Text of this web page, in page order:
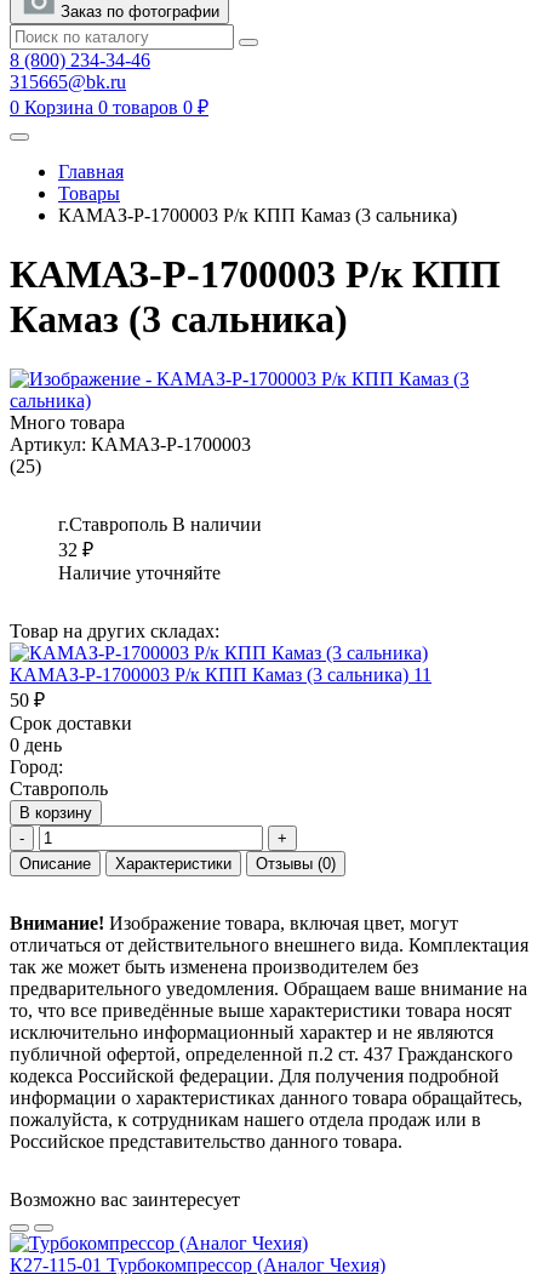
Заказ по фотографии
8 (800) 234-34-46
315665@bk.ru
0 Корзина 0 товаров 0 ₽
Главная
Товары
КАМАЗ-Р-1700003 Р/к КПП Камаз (3 сальника)
КАМАЗ-Р-1700003 Р/к КПП
Камаз (3 сальника)
Много товара
Артикул: КАМАЗ-Р-1700003
(25)
г.Ставрополь В наличии
32 ₽
Наличие уточняйте
Товар на других складах:
КАМАЗ-Р-1700003 Р/к КПП Камаз (3 сальника) 11
50 ₽
Срок доставки
0 день
Город:
Ставрополь
В корзину
-
+
Описание
Характеристики Отзывы (0)
Внимание! Изображение товара, включая цвет, могут
отличаться от действительного внешнего вида. Комплектация
так же может быть изменена производителем без
предварительного уведомления. Обращаем ваше внимание на
то, что все приведённые выше характеристики товара носят
исключительно информационный характер и не являются
публичной офертой, определенной п.2 ст. 437 Гражданского
кодекса Российской федерации. Для получения подробной
информации о характеристиках данного товара обращайтесь,
пожалуйста, к сотрудникам нашего отдела продаж или в
Российское представительство данного товара.
Возможно вас заинтересует
К27-115-01 Турбокомпрессор (Аналог Чехия)